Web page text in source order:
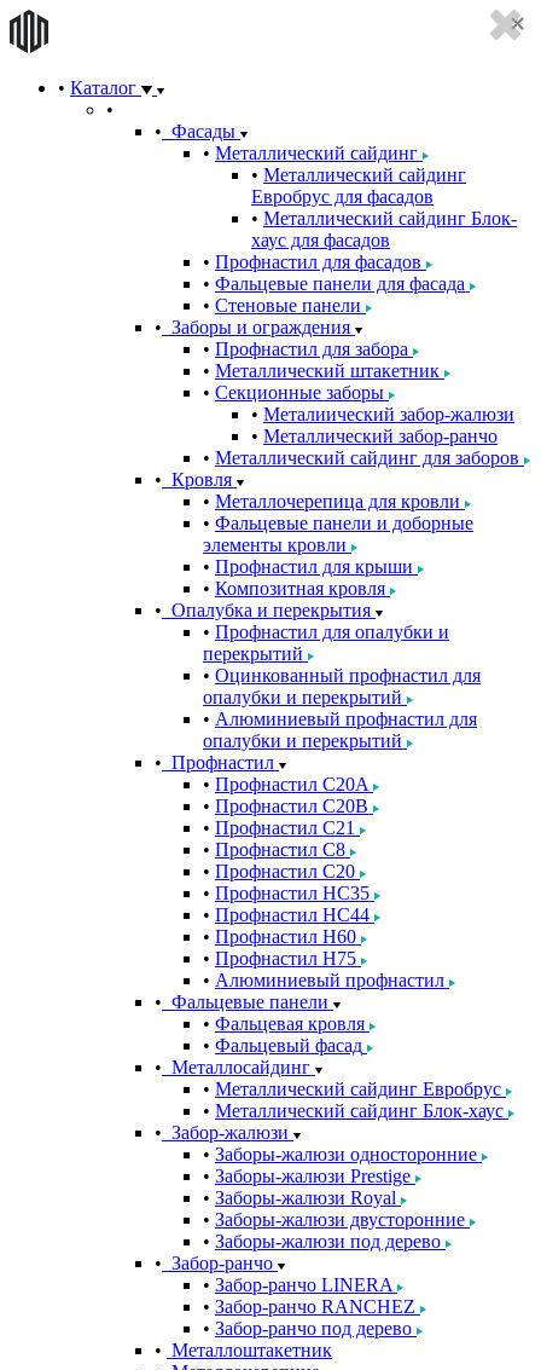
Каталог
Фасады
Металлический сайдинг
Металлический сайдинг
Евробрус для фасадов
Металлический сайдинг Блок-
хаус для фасадов
Профнастил для фасадов
Фальцевые панели для фасада
Стеновые панели
Заборы и ограждения
Профнастил для забора
Металлический штакетник
Секционные заборы
Металиический забор-жалюзи
Металлический забор-ранчо
Металлический сайдинг для заборов
Кровля
Металлочерепица для кровли
Фальцевые панели и доборные
элементы кровли
Профнастил для крыши
Композитная кровля
Опалубка и перекрытия
Профнастил для опалубки и
перекрытий
Оцинкованный профнастил для
опалубки и перекрытий
Алюминиевый профнастил для
опалубки и перекрытий
Профнастил
Профнастил С20A
Профнастил С20B
Профнастил С21
Профнастил С8
Профнастил С20
Профнастил НС35
Профнастил НС44
Профнастил Н60
Профнастил Н75
Алюминиевый профнастил
Фальцевые панели
Фальцевая кровля
Фальцевый фасад
Металлосайдинг
Металлический сайдинг Евробрус
Металлический сайдинг Блок-хаус
Забор-жалюзи
Заборы-жалюзи односторонние
Заборы-жалюзи Prestige
Заборы-жалюзи Royal
Заборы-жалюзи двусторонние
Заборы-жалюзи под дерево
Забор-ранчо
Забор-ранчо LINERA
Забор-ранчо RANCHEZ
Забор-ранчо под дерево
Металлоштакетник